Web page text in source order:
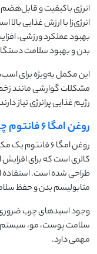
انرژی باکیفیت و
انرژی‌زا با ارزش غذایی بالا
بهبود عملکرد ورزشی،
بدن و بهبود سلامت
این مکمل به‌ویژه برای
مشکلات گوارشی مانند
رژیم غذایی پرانرژی نیاز
روغن امگا ۶ فانتوم چیست؟
روغن امگا ۶
کالری است که برای
طراحی شده است. استفاده
متابولیسم بدن و حفظ
وجود اسیدهای چرب ضروری
سلامت پوست، مو، سیستم
مهمی دارد.